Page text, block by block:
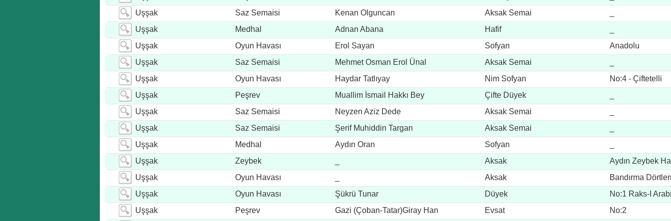
Uşşak
Saz Semaisi Kenan Olguncan Aksak Semai
Uşşak
Medhal Adnan Abana Hafif
Uşşak
Oyun Havası Erol Sayan Sofyan
Anadolu
Uşşak
Saz Semaisi Mehmet Osman Erol Ünal Aksak Semai
Uşşak
Oyun Havası Haydar Tatlıyay Nim Sofyan
No:4 - Çiftetelli
Uşşak
Peşrev Muallim İsmail Hakkı Bey Çifte Düyek
Uşşak
Saz Semaisi Neyzen Aziz Dede Aksak Semai
Uşşak
Saz Semaisi Şerif Muhiddin Targan Aksak Semai
Uşşak
Medhal Aydın Oran Sofyan
Uşşak
Zeybek Aksak
Aydın Zeybek
Uşşak
Oyun Havası Aksak
Bandırma
Uşşak
Oyun Havası Şükrü Tunar Düyek
No:1 Raks-I
Uşşak
Peşrev Gazi (Çoban-Tatar)Giray Han Evsat
No:2